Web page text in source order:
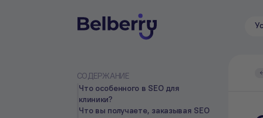
СОДЕРЖАНИЕ
Что особенного в SEO для
клиники?
Что вы получаете, заказывая SEO